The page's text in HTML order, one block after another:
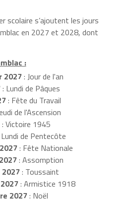
scolaire s’ajoutent les jours
en 2027 et 2028, dont
:
2027: Jour de l'an
: Lundi de Pâques
: Fête du Travail
de l'Ascension
: Victoire 1945
de Pentecôte
: Fête Nationale
: Assomption
: Toussaint
: Armistice 1918
2027: Noël